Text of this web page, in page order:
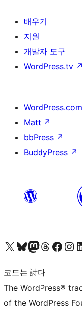
배우기
지원
개발자 도구
WordPress.tv ↗
WordPress.com
Matt ↗
bbPress ↗
BuddyPress ↗
X(이전 트위터) 계정 방문하기블루스카이 계정 방문하기마스토돈 계정 방문하기스레드 계정 방문하기 페이스북 페이지 방문하기인스타그램 계정 방문하기
코드는 詩다
The WordPress®
of the WordPress